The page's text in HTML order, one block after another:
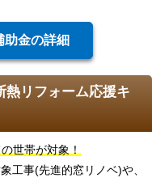
助金の詳細
熱リフォーム応援キ
世帯が対象！
工事(先進的窓リノベ)や、